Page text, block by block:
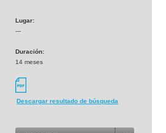
Lugar:
---
Duración:
14 meses
Descargar resultado de búsqueda